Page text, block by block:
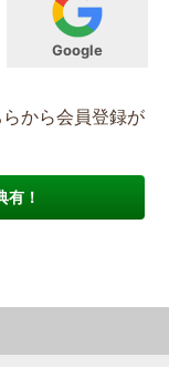
Google
から会員登録が
有！